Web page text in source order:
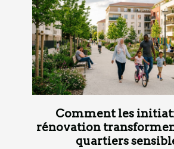
Comment les
rénovation
quartiers